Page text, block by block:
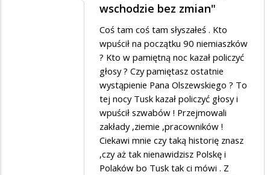
wschodzie bez zmian"
Coś tam coś tam słyszałeś . Kto
wpuścił na początku 90 niemiaszków
? Kto w pamiętną noc kazał policzyć
głosy ? Czy pamiętasz ostatnie
wystąpienie Pana Olszewskiego ? To
tej nocy Tusk kazał policzyć głosy i
wpuścił szwabów ! Przejmowali
zakłady ,ziemie ,pracowników !
Ciekawi mnie czy taką historię znasz
,czy aż tak nienawidzisz Polskę i
Polaków bo Tusk tak ci mówi . Z